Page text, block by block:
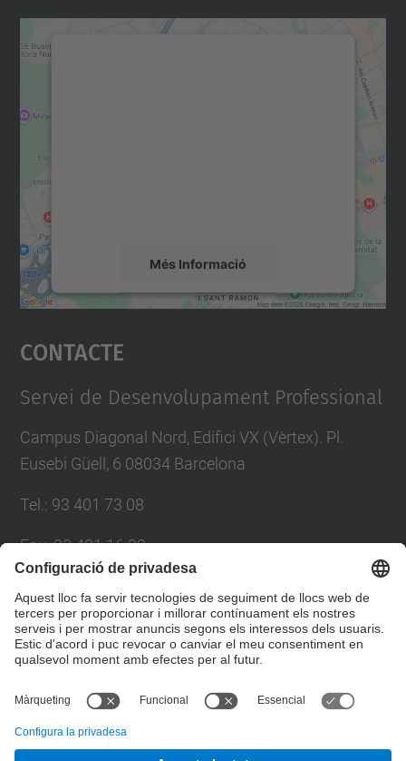
Més Informació
Accepta
powered by
Contacte
Servei de Desenvolupament Professional
Campus Diagonal Nord, Edifici VX (Vèrtex). Pl.
Eusebi Güell, 6 08034 Barcelona
Tel. : 93 401 73 08
Fax:93 401 16 22
Directori UPC
Formulari de contacte